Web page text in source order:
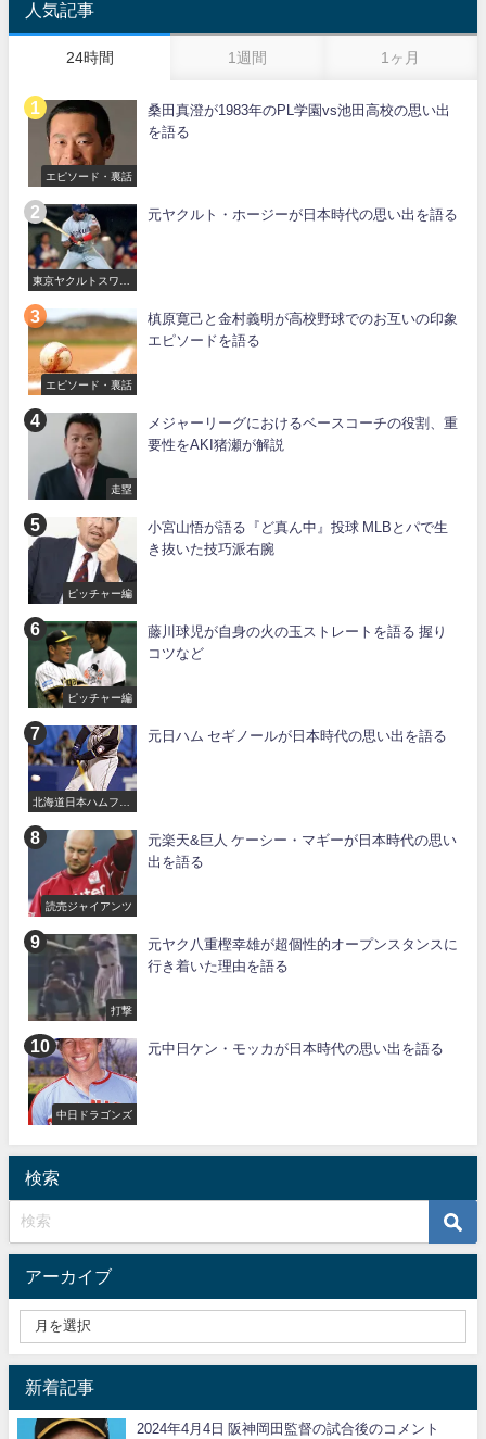
人気記事
24時間 1週間 1ヶ月
エピソード・裏話
桑田真澄が1983年のPL学園vs池田高校の思い出
を語る
東京ヤクルトスワロ
元ヤクルト・ホージーが日本時代の思い出を語る
エピソード・裏話
槙原寛己と金村義明が高校野球でのお互いの印象
エピソードを語る
走塁
メジャーリーグにおけるベースコーチの役割、重
要性をAKI猪瀬が解説
ピッチャー編
小宮山悟が語る『ど真ん中』投球 MLBとパで生
き抜いた技巧派右腕
ピッチャー編
藤川球児が自身の火の玉ストレートを語る 握り
コツなど
北海道日本ハムファ
元日ハム セギノールが日本時代の思い出を語る
読売ジャイアンツ
元楽天&巨人 ケーシー・マギーが日本時代の思い
出を語る
打撃
元ヤク八重樫幸雄が超個性的オープンスタンスに
行き着いた理由を語る
中日ドラゴンズ
元中日ケン・モッカが日本時代の思い出を語る
検索
アーカイブ
新着記事
2024年4月4日 阪神岡田監督の試合後のコメント